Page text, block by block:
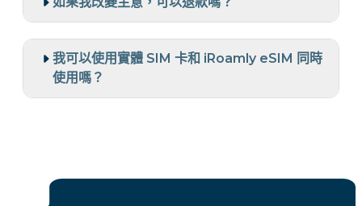
我可以使用實體 SIM 卡和 iRoamly eSIM 同時
使用嗎？